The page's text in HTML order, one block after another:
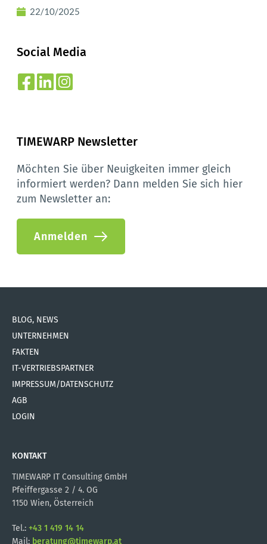
22/10/2025
Social Media
TIMEWARP Newsletter
Möchten Sie über Neuigkeiten immer gleich
informiert werden? Dann melden Sie sich hier
zum Newsletter an:
Anmelden
BLOG, NEWS
UNTERNEHMEN
FAKTEN
IT-VERTRIEBSPARTNER
IMPRESSUM/DATENSCHUTZ
AGB
LOGIN
KONTAKT
TIMEWARP IT Consulting GmbH
Pfeiffergasse 2 / 4. OG
1150 Wien, Österreich
Tel.: +43 1 419 14 14
Mail: beratung@timewarp.at